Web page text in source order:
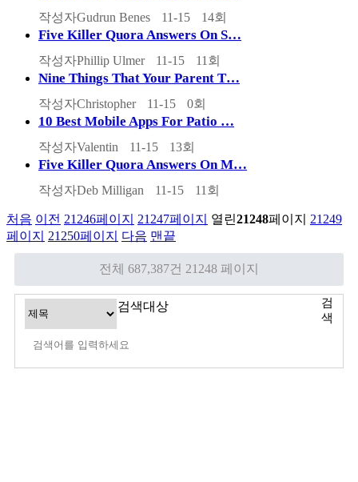
작성자Gudrun Benes 11-15 14회
Five Killer Quora Answers On S…
작성자Phillip Ulmer 11-15 11 회
Nine Things That Your Parent T…
작성자Christopher 11-15 0회
10 Best Mobile Apps For Patio …
작성자Valentin 11-15 13회
Five Killer Quora Answers On M…
작성자Deb Milligan 11-15 11 회
처음 이전 21246페이지 21247페이지 열린21248페이지
21249
페이지
21250페이지 다음 맨끝
전체 687,387건 21248 페이지
검색대상
검
색